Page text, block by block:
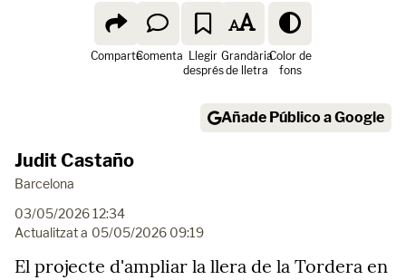
ComparteComenta Llegir
després
Grandària
de lletra
Color de
fons
Añade Público a Google
Judit Castaño
Barcelona
03/05/2026 12:34
Actualitzat a 05/05/2026 09:19
El projecte d'ampliar la llera de la Tordera en